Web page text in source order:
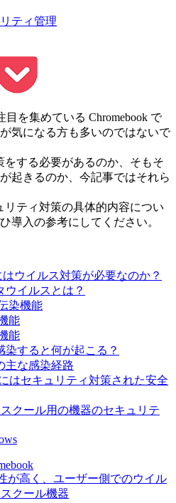
ティ管理
を集めている Chromebook で
気になる方も多いのではないで
をする必要があるのか、そもそ
起きるのか、今記事ではそれら
リティ対策の具体的内容につい
導入の参考にしてください。
ウイルス対策が必要なのか？
ウイルスとは？
染機能
能
能
染すると何が起こる？
主な感染経路
はセキュリティ対策された安全
クール用の機器のセキュリテ
が高く、ユーザー側でのウイル
クール機器